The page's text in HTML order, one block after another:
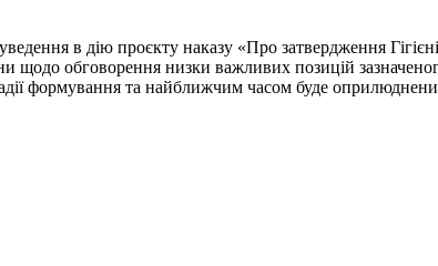
в дію проєкту наказу «Про затвердження
обговорення низки важливих позицій
формування та найближчим часом буде